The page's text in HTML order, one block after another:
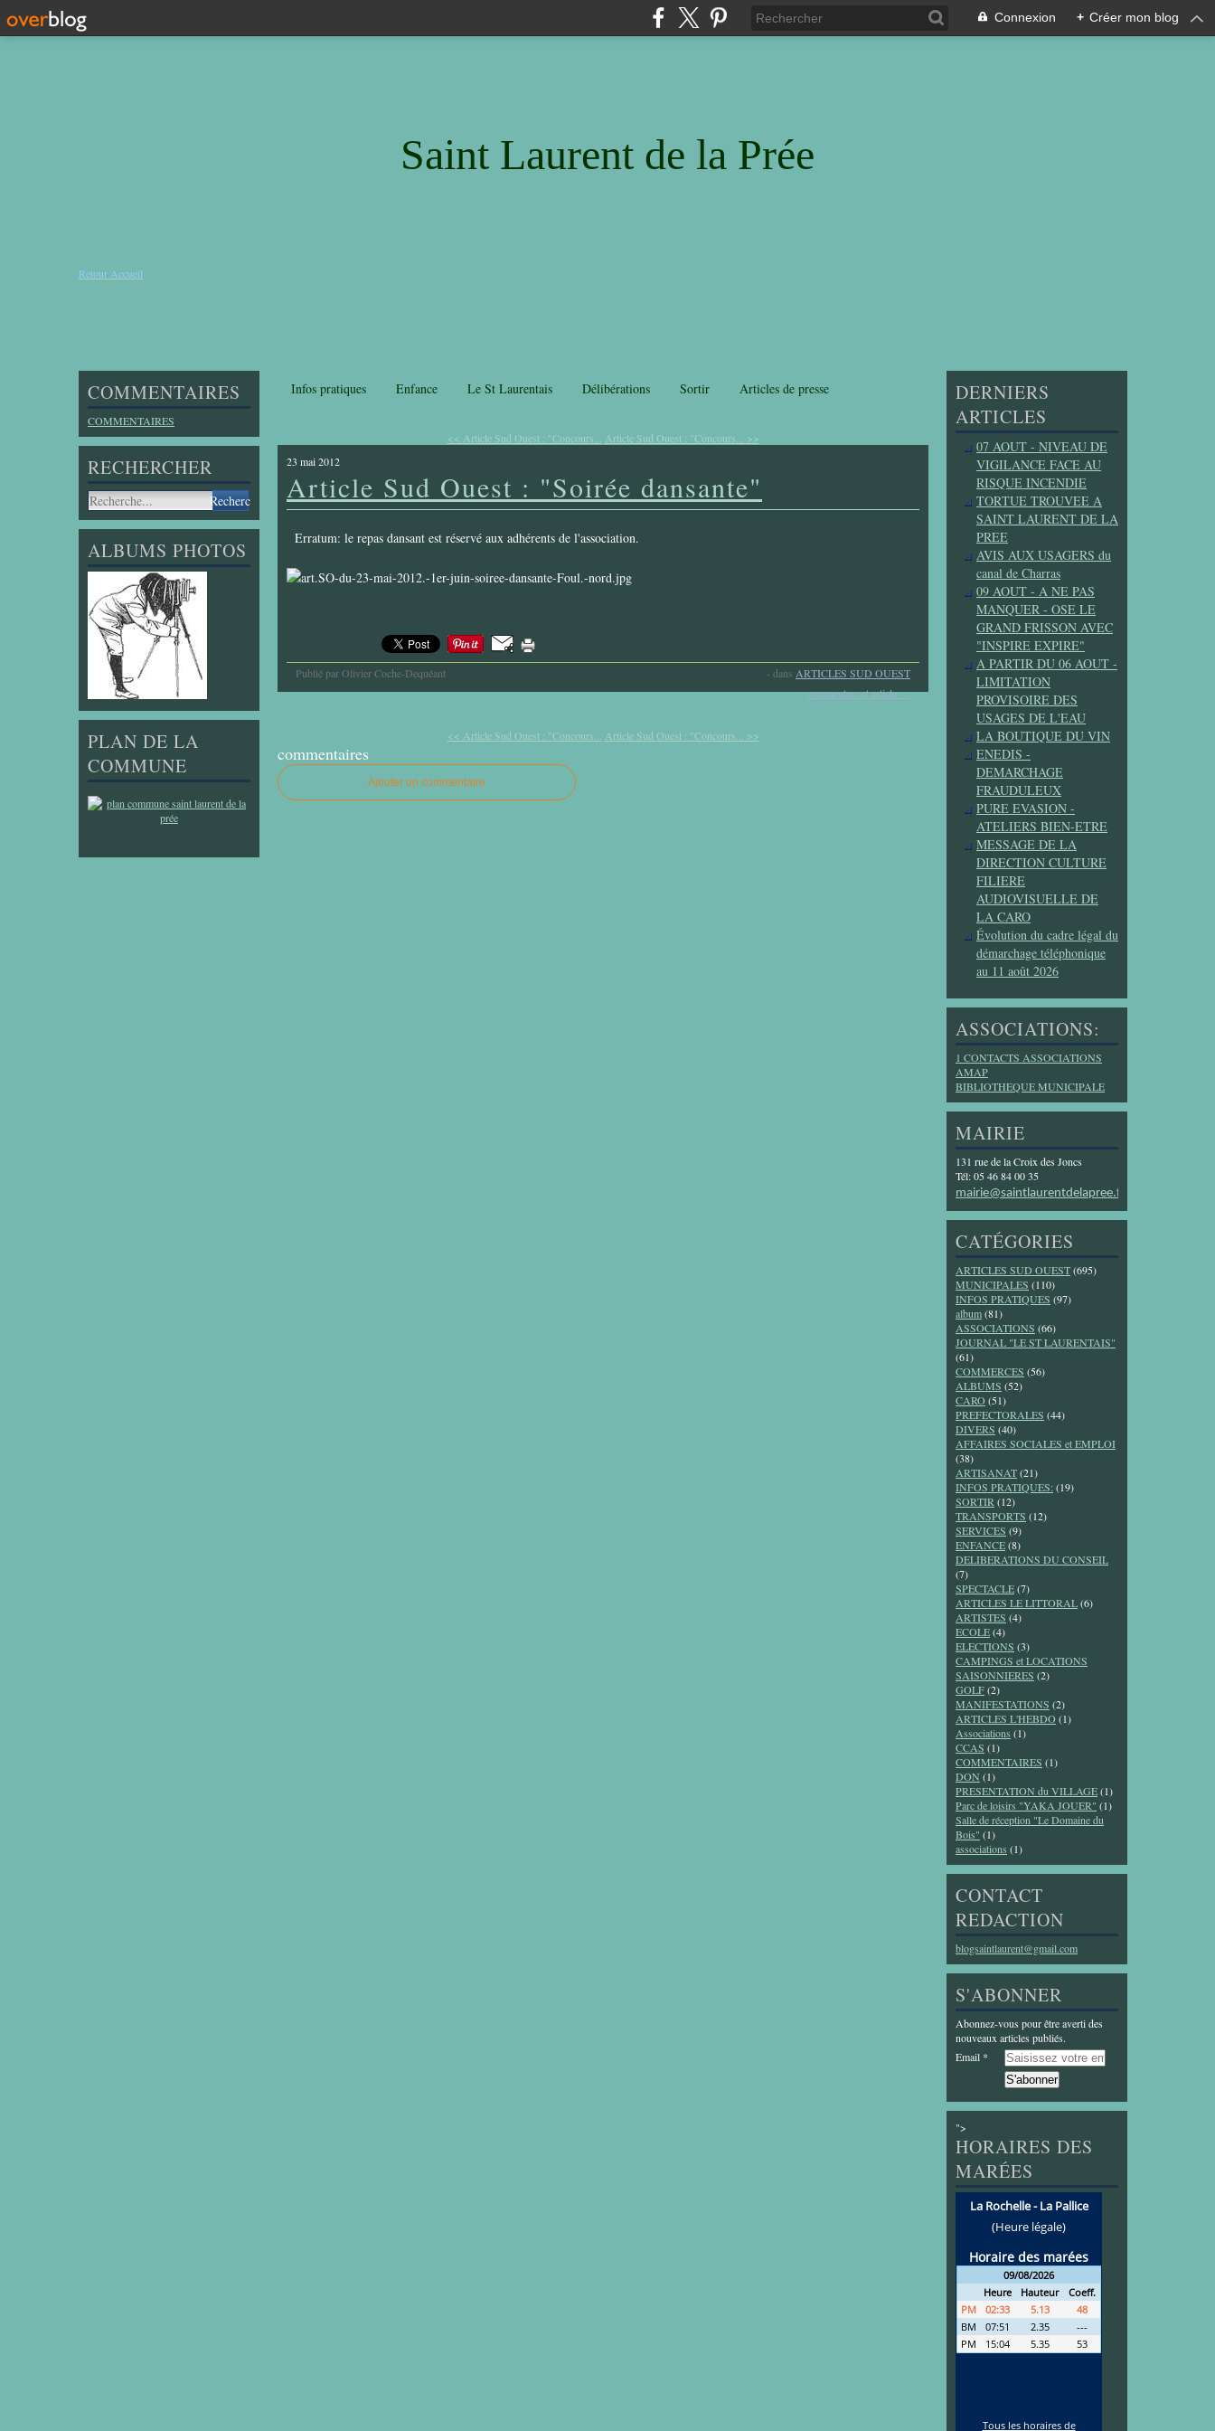
Connexion + Créer mon blog
Saint Laurent de la Prée
Retour Accueil
COMMENTAIRES
COMMENTAIRES
RECHERCHER
ALBUMS PHOTOS
PLAN DE LA
COMMUNE
Infos pratiques Enfance Le St Laurentais Délibérations Sortir Articles de presse
<< Article Sud Ouest : "Concours...
Article Sud Ouest : "Concours... >>
23 mai 2012
Article Sud Ouest : "Soirée dansante"
Erratum: le repas dansant est réservé aux adhérents de l'association.
Publié par Olivier Coche-Dequéant - dans ARTICLES SUD OUEST
commenter cet article…
<< Article Sud Ouest : "Concours... Article Sud Ouest : "Concours... >>
commentaires
Ajouter un commentaire
DERNIERS
ARTICLES
07 AOUT - NIVEAU DE
VIGILANCE FACE AU
RISQUE INCENDIE
TORTUE TROUVEE A
SAINT LAURENT DE LA
PREE
AVIS AUX USAGERS du
canal de Charras
09 AOUT - A NE PAS
MANQUER - OSE LE
GRAND FRISSON AVEC
"INSPIRE EXPIRE"
A PARTIR DU 06 AOUT -
LIMITATION
PROVISOIRE DES
USAGES DE L'EAU
LA BOUTIQUE DU VIN
ENEDIS -
DEMARCHAGE
FRAUDULEUX
PURE EVASION -
ATELIERS BIEN-ETRE
MESSAGE DE LA
DIRECTION CULTURE
FILIERE
AUDIOVISUELLE DE
LA CARO
Évolution du cadre légal du
démarchage téléphonique
au 11 août 2026
ASSOCIATIONS:
1 CONTACTS ASSOCIATIONS
AMAP
BIBLIOTHEQUE MUNICIPALE
MAIRIE
131 rue de la Croix des Joncs
Tél: 05 46 84 00 35
mairie@saintlaurentdelapree.fr
CATÉGORIES
ARTICLES SUD OUEST(695)
MUNICIPALES (110)
INFOS PRATIQUES (97)
album(81)
ASSOCIATIONS (66)
JOURNAL "LE ST LAURENTAIS"
(61)
COMMERCES (56)
ALBUMS (52)
CARO (51)
PREFECTORALES (44)
DIVERS (40)
AFFAIRES SOCIALES et EMPLOI
(38)
ARTISANAT(21)
INFOS PRATIQUES: (19)
SORTIR (12)
TRANSPORTS (12)
SERVICES (9)
ENFANCE(8)
DELIBERATIONS DU CONSEIL
(7)
SPECTACLE(7)
ARTICLES LE LITTORAL(6)
ARTISTES (4)
ECOLE(4)
ELECTIONS (3)
CAMPINGS et LOCATIONS
SAISONNIERES (2)
GOLF(2)
MANIFESTATIONS (2)
ARTICLES L'HEBDO (1)
Associations (1)
CCAS (1)
COMMENTAIRES (1)
DON (1)
PRESENTATION du VILLAGE(1)
Parc de loisirs "YAKA JOUER" (1)
Salle de réception "Le Domaine du
Bois" (1)
associations (1)
CONTACT
REDACTION
blogsaintlaurent@gmail.com
S'ABONNER
Abonnez-vous pour être averti des
nouveaux articles publiés.
Email
">
HORAIRES DES
MARÉES